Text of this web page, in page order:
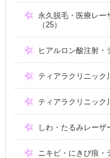
永久脱毛・医療レー
（25）
ヒアルロン酸注射・
ティアラクリニック
ティアラクリニック
しわ・たるみレーザ
ニキビ・にきび痕・